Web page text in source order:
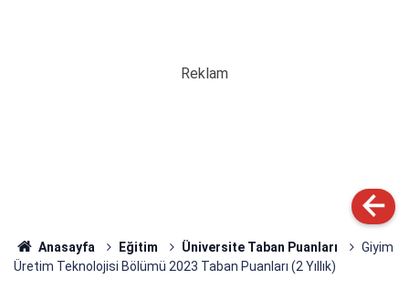
Anasayfa Eğitim Üniversite Taban Puanları
Giyim
Üretim Teknolojisi Bölümü 2023 Taban Puanları (2 Yıllık)